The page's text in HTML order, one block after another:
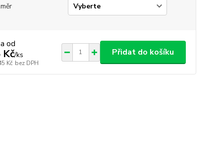
od
Kč/ks
Kč bez DPH
Přidat do košíku